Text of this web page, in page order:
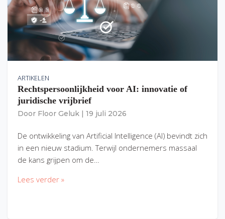
ARTIKELEN
Rechtspersoonlijkheid voor AI: innovatie of
juridische vrijbrief
Door Floor Geluk 19 juli 2026
De ontwikkeling van Artificial Intelligence (AI) bevindt zich
in een nieuw stadium. Terwijl ondernemers massaal
de kans grijpen om de…
Lees verder »